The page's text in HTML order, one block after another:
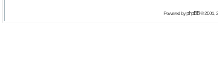
Powered byphpBB© 2001,